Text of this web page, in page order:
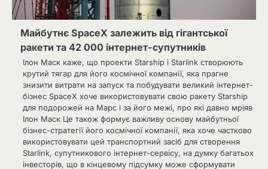
Майбутнє SpaceX залежить від гігантської
ракети та 42 000 інтернет-супутників
Ілон Маск каже, що проекти Starship і Starlink створюють
крутий тягар для його космічної компанії, яка прагне
знизити витрати на запуск та побудувати великий інтернет-
бізнес SpaceX хоче використовувати свою ракету Starship
для подорожей на Марс і за його межі, про які давно мріяв
Ілон Маск Це також формує важливу основу майбутньої
бізнес-стратегії його космічної компанії, яка хоче частково
використовувати цей транспортний засіб для створення
Starlink, супутникового інтернет-сервісу, на думку багатьох
інвесторів, що в кінцевому підсумку може сформувати